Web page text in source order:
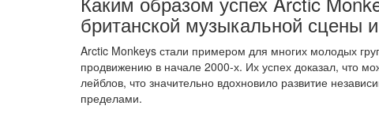
британской музыкальной сцены
Arctic Monkeys стали примером для многих молодых
продвижению в начале 2000-х. Их успех доказал, что
лейблов, что значительно вдохновило развитие
пределами.